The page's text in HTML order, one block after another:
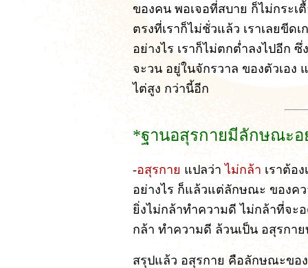
ของคน พอเจอที่สบาย ก็ไม่กระเ
ตรงที่เราก็ไม่ชั่วแล้ว เราเลยขีด
อย่างไร เราก็ไม่ตกต่ำลงไปอีก
จะวน อยู่ในจักรวาล ของตัวเอง
ไต่สูง กว่านี้อีก
*ฐานอสุรกายมีลักษณะอ
-อสุรกาย แปลว่า ไม่กล้า เราต้อ
อย่างไร ก็แล้วแต่ลักษณะ ของค
ยิ่งไม่กล้าทำความดี ไม่กล้าที่จะ
กล้า ทำความดี ล้วนเป็น อสุรกา
สรุปแล้ว อสุรกาย คือลักษณะขอ